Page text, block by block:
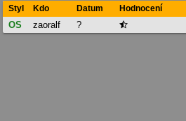
Styl Kdo Datum Hodnocení
OS zaoralf ? 